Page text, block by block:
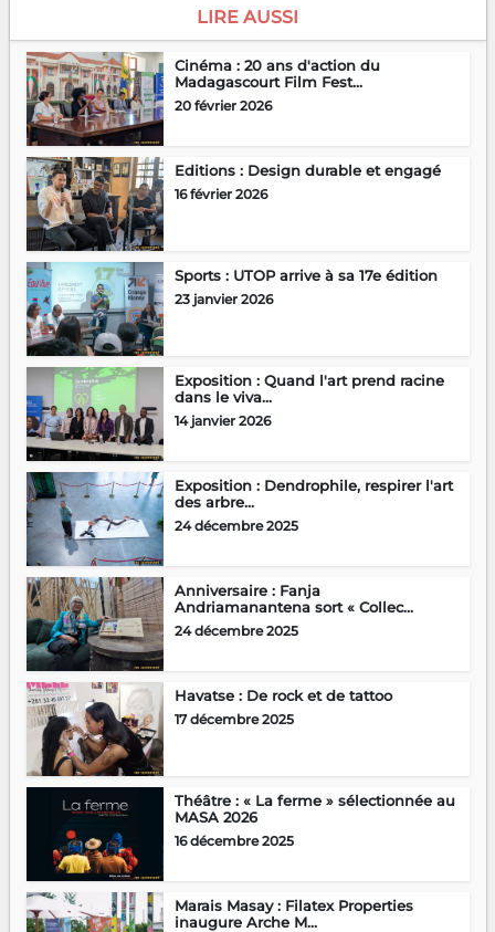
LIRE AUSSI
Cinéma : 20 ans d'action du
Madagascourt Film Fest...
20 février 2026
Editions : Design durable et engagé
16 février 2026
Sports : UTOP arrive à sa 17e édition
23 janvier 2026
Exposition : Quand l'art prend racine
dans le viva...
14 janvier 2026
Exposition : Dendrophile, respirer l'art
des arbre...
24 décembre 2025
Anniversaire : Fanja
Andriamanantena sort « Collec...
24 décembre 2025
Havatse : De rock et de tattoo
17 décembre 2025
Théâtre : « La ferme » sélectionnée au
MASA 2026
16 décembre 2025
Marais Masay : Filatex Properties
inaugure Arche M...